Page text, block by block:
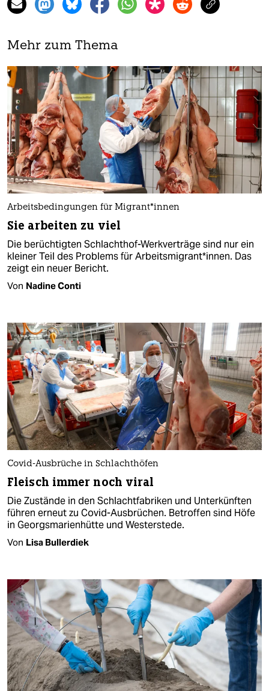
Mehr zum Thema
Arbeitsbedingungen für Mi­gran­t*in­nen
Sie arbeiten zu viel
Die berüchtigten Schlachthof-Werkverträge sind nur ein
kleiner Teil des Problems für Arbeitsmigrant*innen. Das
zeigt ein neuer Bericht.
Von Nadine Conti
Covid-Ausbrüche in Schlachthöfen
Fleisch immer noch viral
Die Zustände in den Schlachtfabriken und Unterkünften
führen erneut zu Covid-Ausbrüchen. Betroffen sind Höfe
in Georgsmarienhütte und Westerstede.
Von Lisa Bullerdiek